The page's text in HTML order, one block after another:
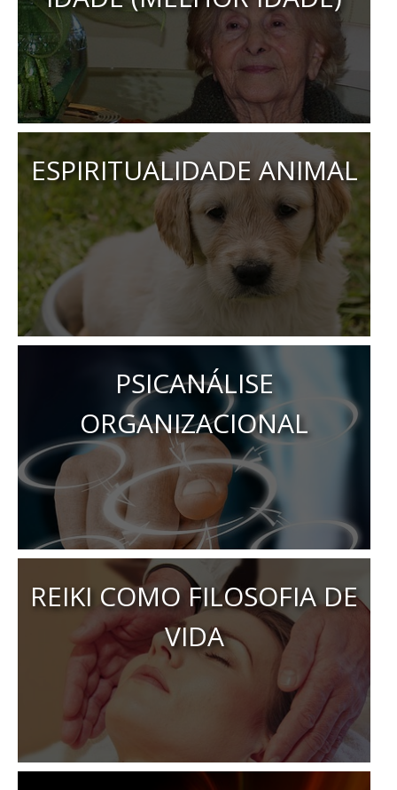
ESPIRITUALIDADE ANIMAL
PSICANÁLISE
ORGANIZACIONAL
REIKI COMO FILOSOFIA DE
VIDA